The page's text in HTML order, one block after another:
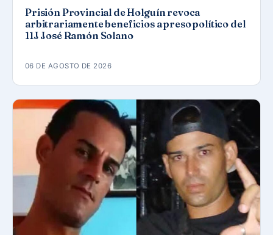
Prisión Provincial de Holguín revoca
arbitrariamente beneficios a preso político del
11J José Ramón Solano
06 DE AGOSTO DE 2026